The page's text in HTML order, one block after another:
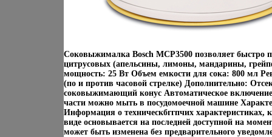
Cоковыжималка Bosch MCP3500 позволяет быстро
цитрусовых (апельсины, лимоны, мандарины,
мощность: 25 Вт Объем емкости для сока: 800 мл
(по и против часовой стрелке) Дополнительно:
соковыжимающий конус Автоматическое
части можно мыть в посудомоечной машине
Информация о техническбггпчих характеристиках,
виде основывается на последней доступной на
может быть изменена без предварительного